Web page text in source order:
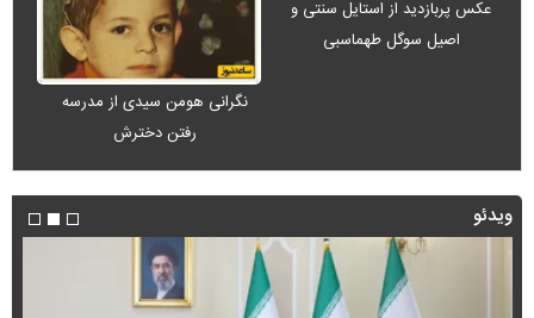
عکس پربازدید از استایل سنتی و
اصیل سوگل طهماسبی
نگرانی هومن سیدی از مدرسه
رفتن دخترش
ویدئو